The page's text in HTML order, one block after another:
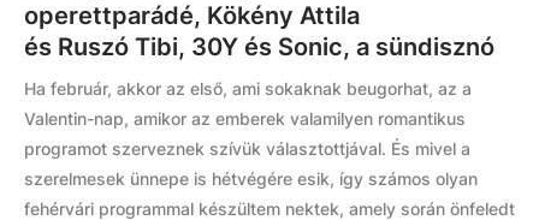
operettparádé, Kökény Attila
és Ruszó Tibi, 30Y és Sonic, a sündisznó
Ha február, akkor az első, ami sokaknak beugorhat, az a
Valentin-nap, amikor az emberek valamilyen romantikus
programot szerveznek szívük választottjával. És mivel a
szerelmesek ünnepe is hétvégére esik, így számos olyan
fehérvári programmal készültem nektek, amely során önfeledt